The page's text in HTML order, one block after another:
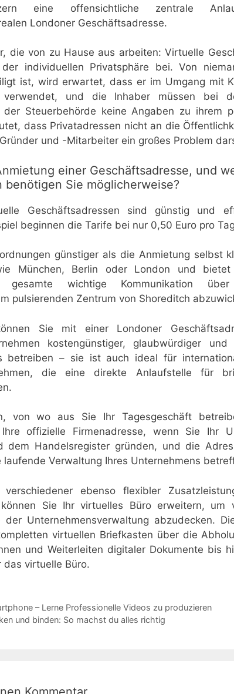
eine offensichtliche zentrale
Londoner Geschäftsadresse.
die von zu Hause aus arbeiten: Virtuelle
individuellen Privatsphäre bei. Von
ist, wird erwartet, dass er im Umgang mit
verwendet, und die Inhaber müssen bei
der Steuerbehörde keine Angaben zu ihrem
dass Privatadressen nicht an die
und -Mitarbeiter ein großes Problem
einer Geschäftsadresse, und
benötigen Sie möglicherweise?
Geschäftsadressen sind günstig und
beginnen die Tarife bei nur 0,50 Euro pro
günstiger als die Anmietung selbst
München, Berlin oder London und
gesamte wichtige Kommunikation
pulsierenden Zentrum von Shoreditch
Sie mit einer Londoner
kostengünstiger, glaubwürdiger
betreiben – sie ist auch ideal für
die eine direkte Anlaufstelle für
von wo aus Sie Ihr Tagesgeschäft
Ihre offizielle Firmenadresse, wenn Sie Ihr
dem Handelsregister gründen, und die
laufende Verwaltung Ihres Unternehmens
verschiedener ebenso flexibler
können Sie Ihr virtuelles Büro erweitern, um
der Unternehmensverwaltung abzudecken.
virtuellen Briefkasten über die
und Weiterleiten digitaler Dokumente bis
virtuelle Büro.
– Lerne Professionelle Videos zu produzieren
und binden: So machst du alles richtig